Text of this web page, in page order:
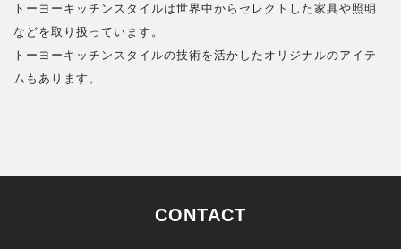
トーヨーキッチンスタイルは世界中からセレクトした家具や照明
などを取り扱っています。
トーヨーキッチンスタイルの技術を活かしたオリジナルのアイテ
ムもあります。
CONTACT